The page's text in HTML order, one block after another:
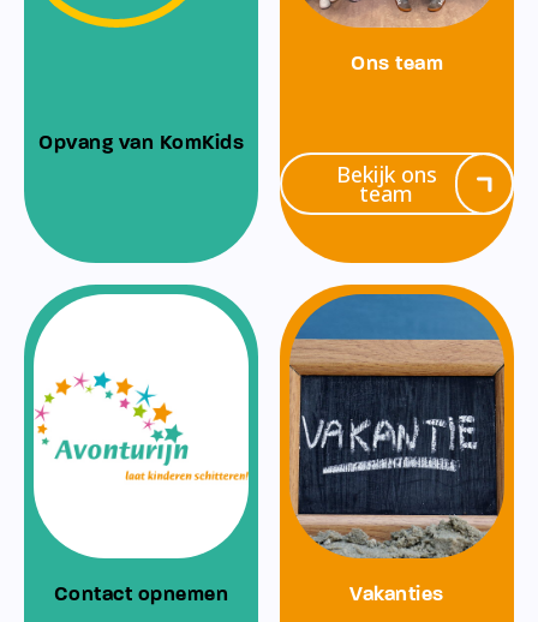
Opvang van KomKids
Ons team
Bekijk ons
team
Contact opnemen Vakanties